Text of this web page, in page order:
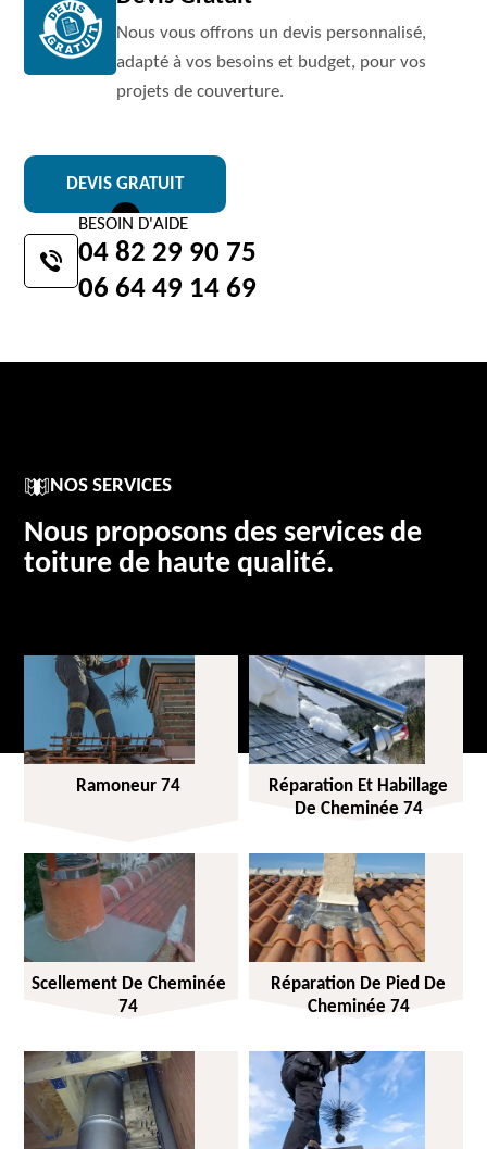
Nous vous offrons un devis personnalisé,
adapté à vos besoins et budget, pour vos
projets de couverture.
DEVIS GRATUIT
BESOIN D'AIDE
04 82 29 90 75
06 64 49 14 69
NOS SERVICES
Nous proposons des services de
toiture de haute qualité.
Ramoneur 74
Réparation Et Habillage
De Cheminée 74
Scellement De Cheminée
74
Réparation De Pied De
Cheminée 74